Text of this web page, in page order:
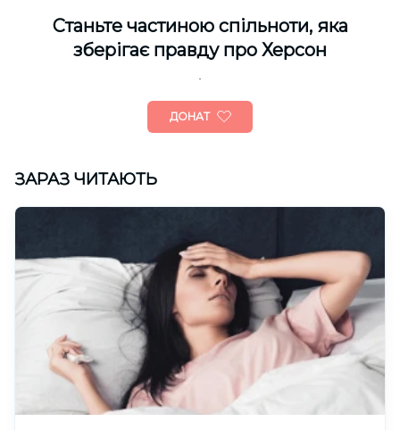
Cтаньте частиною спільноти, яка
зберігає правду про Херсон
ДОНАТ
ЗАРАЗ ЧИТАЮТЬ